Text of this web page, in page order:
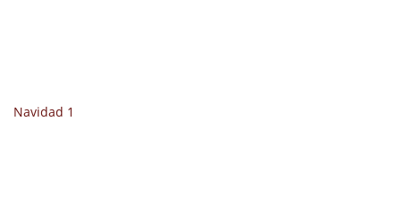
Navidad 1